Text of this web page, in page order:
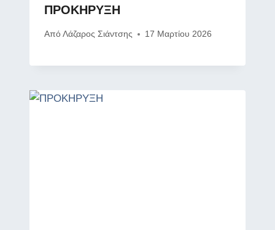
ΠΡΟΚΗΡΥΞΗ
Από Λάζαρος Σιάντσης 17 Μαρτίου 2026